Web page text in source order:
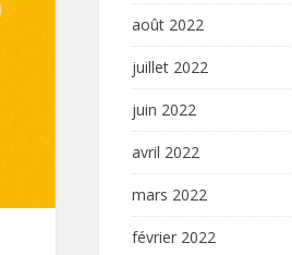
août 2022
juillet 2022
juin 2022
avril 2022
mars 2022
février 2022